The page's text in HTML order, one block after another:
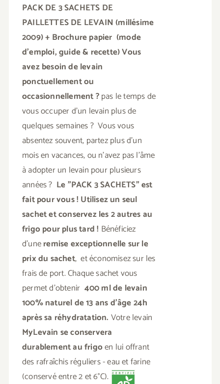
initial
était :
€44,97.
est :
€39,99.
PACK DE 3 SACHETS DE
PAILLETTES DE LEVAIN (millésime
2009) + Brochure papier (mode
d'emploi, guide & recette)Vous
avez besoin de levain
ponctuellement ou
occasionnellement ?pas le temps de
vous occuper d'un levain plus de
quelques semaines ? Vous vous
absentez souvent, partez plus d'un
mois en vacances, ou n'avez pas l'âme
à adopter un levain pour plusieurs
années ? Le "PACK 3 SACHETS" est
fait pour vous ! Utilisez un seul
sachet et conservez les 2 autres au
frigo pour plus tard ! Bénéficiez
d'uneremise exceptionnelle sur le
prix du sachet, et économisez sur les
frais de port. Chaque sachet vous
permet d'obtenir 400 ml de levain
100% naturel de 13 ans d'âge24h
après sa réhydratation. Votre levain
MyLevain se conservera
durablement au frigoen lui offrant
des rafraîchis réguliers - eau et farine
(conservé entre 2 et 6°C).